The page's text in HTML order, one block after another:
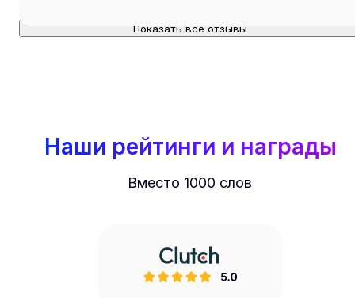
Показать все отзывы
Наши рейтинги и награды
Вместо 1000 слов